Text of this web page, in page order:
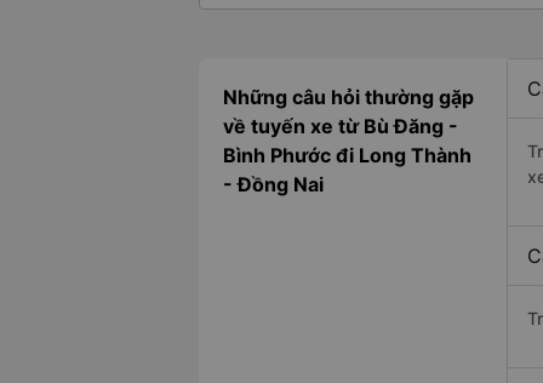
Những câu hỏi thường gặp
về tuyến xe từ Bù Đăng -
Bình Phước đi Long Thành
- Đồng Nai